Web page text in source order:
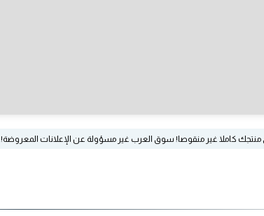
كاملا غير منقوصا! سوق العرب غير مسؤولة عن الإعلانات المعروضة!